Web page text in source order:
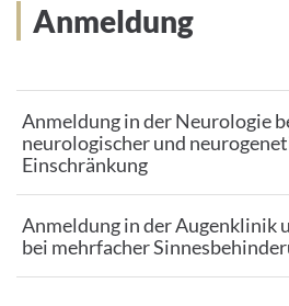
Anmeldung
Anmeldung in der Neurologie
neurologischer und
Einschränkung
Anmeldung in der Augenklinik
bei mehrfacher